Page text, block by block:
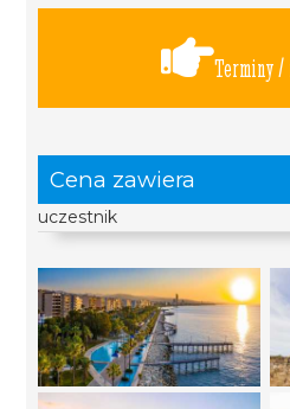
Terminy
Cena zawiera
uczestnik